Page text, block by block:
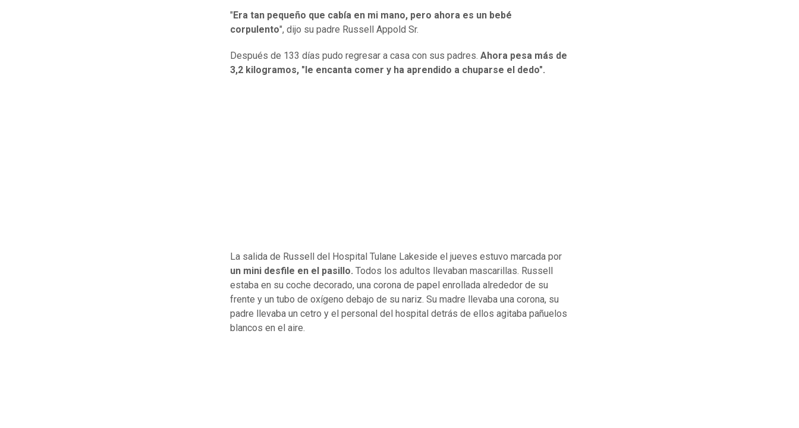
" Era tan pequeño que cabía en mi mano, pero ahora es un bebé
corpulento", dijo su padre Russell Appold Sr.
Después de 133 días pudo regresar a casa con sus padres. Ahora pesa más de
3,2 kilogramos, "le encanta comer y ha aprendido a chuparse el dedo".
La salida de Russell del Hospital Tulane Lakeside el jueves estuvo marcada por
un mini desfile en el pasillo. Todos los adultos llevaban mascarillas. Russell
estaba en su coche decorado, una corona de papel enrollada alrededor de su
frente y un tubo de oxígeno debajo de su nariz. Su madre llevaba una corona, su
padre llevaba un cetro y el personal del hospital detrás de ellos agitaba pañuelos
blancos en el aire.